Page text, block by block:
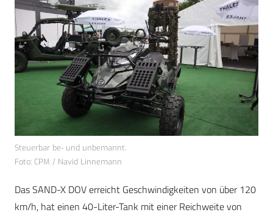
Steuerbar be- und unbemannt.
Foto: CPM / Navid Linnemann
Das SAND-X DOV erreicht Geschwindigkeiten von über 120
km/h, hat einen 40-Liter-Tank mit einer Reichweite von